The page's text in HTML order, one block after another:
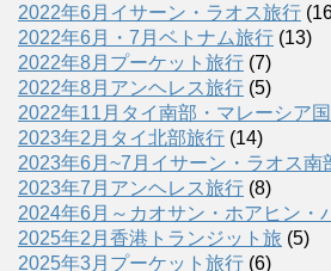
2022年6月イサーン・ラオス旅行
2022年6月・7月ベトナム旅行 (13)
2022年8月プーケット旅行 (7)
2022年8月アンヘレス旅行 (5)
2022年11月タイ南部・マレーシア
2023年2月タイ北部旅行 (14)
2023年6月~7月イサーン・ラオス南
2023年7月アンヘレス旅行 (8)
2024年6月～カオサン・ホアヒン・
2025年2月香港トランジット旅 (5)
2025年3月プーケット旅行 (6)